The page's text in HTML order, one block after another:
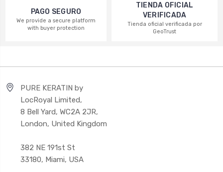
PAGO SEGURO
We provide a secure platform
with buyer protection
TIENDA OFICIAL
VERIFICADA
Tienda oficial verificada por
GeoTrust
PURE KERATIN by
LocRoyal Limited,
8 Bell Yard, WC2A 2JR,
London, United Kingdom
382 NE 191st St
33180, Miami, USA